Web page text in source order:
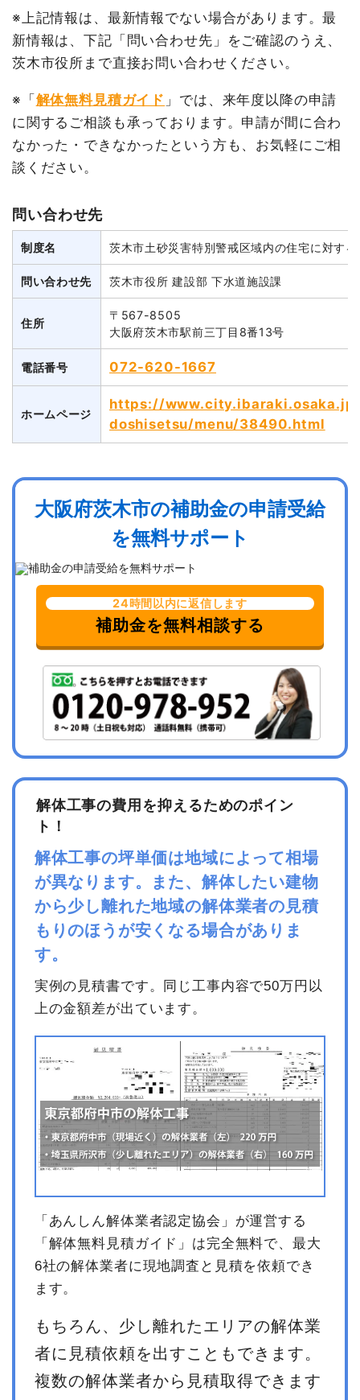
※上記情報は、最新情報でない場合があります。最
新情報は、下記「問い合わせ先」をご確認のうえ、
茨木市役所まで直接お問い合わせください。
※「 解体無料見積ガイド 」では、来年度以降の申請
に関するご相談も承っております。申請が間に合わ
なかった・できなかったという方も、お気軽にご相
談ください。
問い合わせ先
制度名 茨木市土砂災害特別警戒区域内の住宅に対す
問い合わせ先 茨木市役所 建設部 下水道施設課
住所
〒567-8505
大阪府茨木市駅前三丁目8番13号
電話番号 072-620-1667
ホームページ
https://
doshisetsu/menu/38490.html
大阪府茨木市の補助金の申請受給
を無料サポート
24時間以内に返信します
補助金を無料相談する
解体工事の費用を抑えるためのポイン
ト！
解体工事の坪単価は地域によって相場
が異なります。また、解体したい建物
から少し離れた地域の解体業者の見積
もりのほうが安くなる場合がありま
す。
実例の見積書です。同じ工事内容で50万円以
上の金額差が出ています。
「あんしん解体業者認定協会」が運営する
「解体無料見積ガイド」は完全無料で、最大
6社の解体業者に現地調査と見積を依頼でき
ます。
もちろん、少し離れたエリアの解体業
者に見積依頼を出すこともできます。
複数の解体業者から見積取得できます